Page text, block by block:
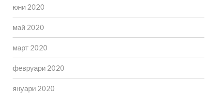
юни 2020
май 2020
март 2020
февруари 2020
януари 2020